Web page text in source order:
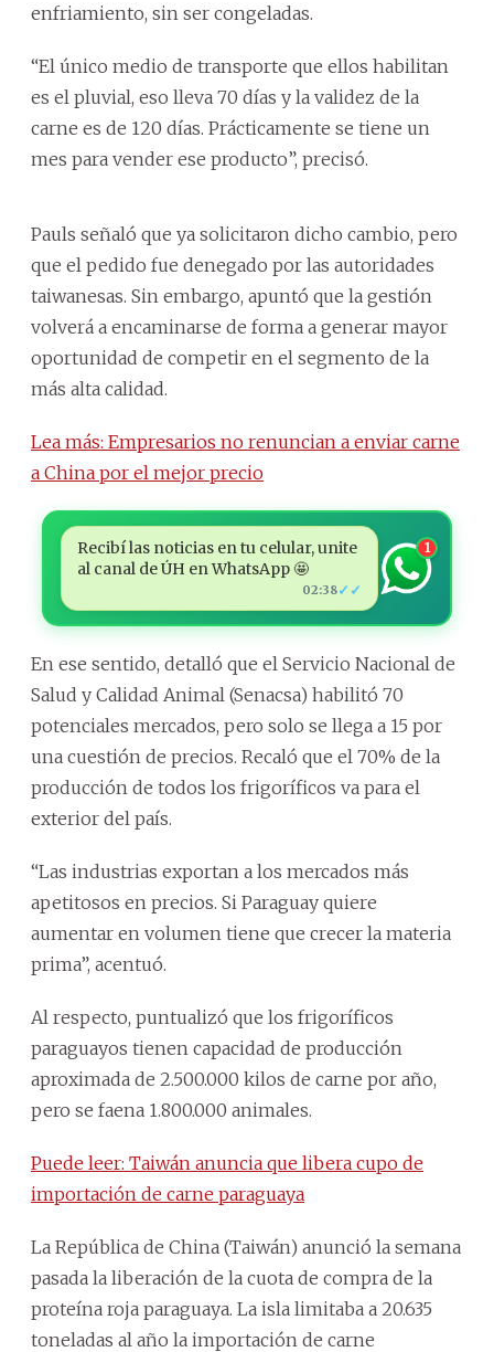
enfriamiento, sin ser congeladas.
“El único medio de transporte que ellos habilitan
es el pluvial, eso lleva 70 días y la validez de la
carne es de 120 días. Prácticamente se tiene un
mes para vender ese producto”, precisó.
Pauls señaló que ya solicitaron dicho cambio, pero
que el pedido fue denegado por las autoridades
taiwanesas. Sin embargo, apuntó que la gestión
volverá a encaminarse de forma a generar mayor
oportunidad de competir en el segmento de la
más alta calidad.
Lea más: Empresarios no renuncian a enviar carne
a China por el mejor precio
Recibí las noticias en tu celular, unite
al canal de ÚH en WhatsApp 🤩
02:38✓✓
1
En ese sentido, detalló que el Servicio Nacional de
Salud y Calidad Animal (Senacsa) habilitó 70
potenciales mercados, pero solo se llega a 15 por
una cuestión de precios. Recaló que el 70% de la
producción de todos los frigoríficos va para el
exterior del país.
“Las industrias exportan a los mercados más
apetitosos en precios. Si Paraguay quiere
aumentar en volumen tiene que crecer la materia
prima”, acentuó.
Al respecto, puntualizó que los frigoríficos
paraguayos tienen capacidad de producción
aproximada de 2.500.000 kilos de carne por año,
pero se faena 1.800.000 animales.
Puede leer: Taiwán anuncia que libera cupo de
importación de carne paraguaya
La República de China (Taiwán) anunció la semana
pasada la liberación de la cuota de compra de la
proteína roja paraguaya. La isla limitaba a 20.635
toneladas al año la importación de carne